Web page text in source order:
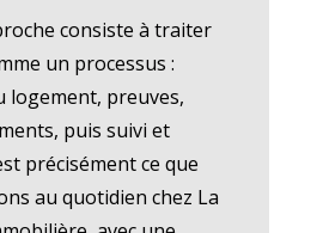
consiste à traiter
un processus :
logement, preuves,
puis suivi et
précisément ce que
au quotidien chez La